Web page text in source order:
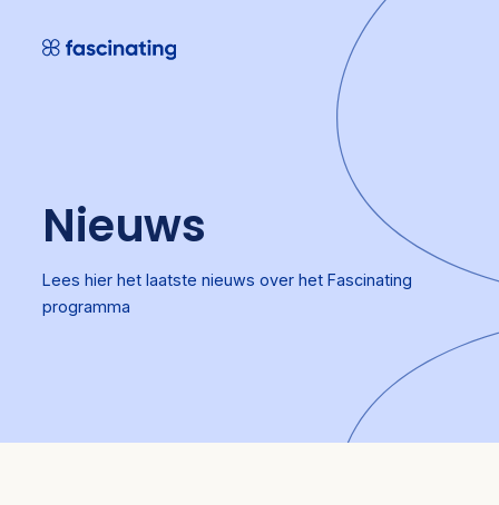
Nieuws
Lees hier het laatste nieuws over het Fascinating
programma